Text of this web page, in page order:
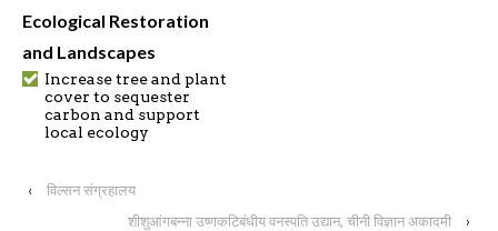
Ecological Restoration
and Landscapes
Increase tree and plant
cover to sequester
carbon and support
local ecology
‹
विल्सन संग्रहालय
शीशुआंगबन्ना उष्णकटिबंधीय वनस्पति उद्यान, चीनी विज्ञान अकादमी
›